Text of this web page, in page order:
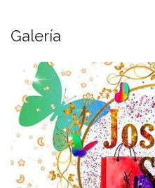
Galería